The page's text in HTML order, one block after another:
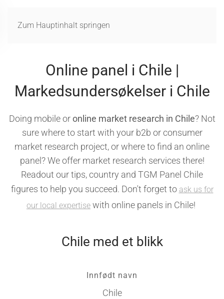
Zum Hauptinhalt springen
Online panel i Chile |
Markedsundersøkelser i Chile
Doing mobile oronline market research in Chile? Not
sure where to start with your b2b or consumer
market research project, or where to find an online
panel? We offer market research services there!
Readout our tips, country and TGM Panel Chile
figures to help you succeed. Don't forget to ask us for
our local expertise with online panels in Chile!
Chile med et blikk
Innfødt navn
Chile